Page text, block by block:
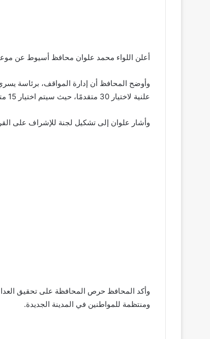
أعلن اللواء محمد علوان محافظ أسيوط عن موعد إجراء القرعة العلنية لاختيار
علنية لاختيار 30 متقدمًا، حيث سيتم اختيار 15 متقدمًا أساسيًا و15 آخرين احتياطيًا، وسيتم إخطارهم بموعد ومكان القرعة عبر الهاتف
وأشار علوان إلى تشكيل لجنة للإشراف على
وأكد المحافظ حرص المحافظة على تحقيق
ومنتظمة للمواطنين في المدينة الجديدة.